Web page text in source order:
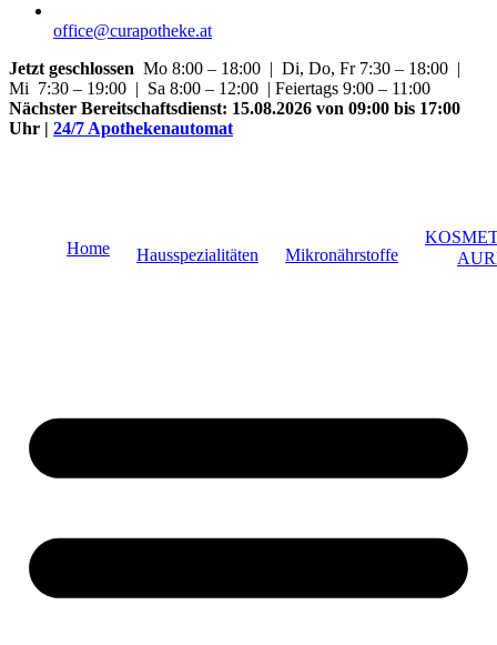
office@curapotheke.at
Jetzt geschlossen Mo 8:00 – 18:00 | Di, Do, Fr 7:30 – 18:00 |
Mi 7:30 – 19:00 | Sa 8:00 – 12:00 | Feiertags 9:00 – 11:00
Nächster Bereitschaftsdienst: 15.08.2026 von 09:00 bis 17:00
Uhr | 24/7 Apothekenautomat
Home Hausspezialitäten Mikronährstoffe